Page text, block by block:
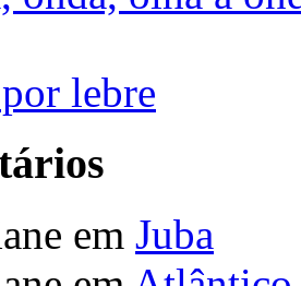
lebre
em Juba